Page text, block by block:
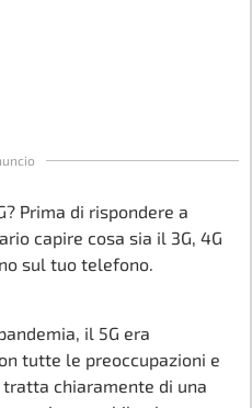
Prima di rispondere a
capire cosa sia il 3G, 4G
sul tuo telefono.
il 5G era
tutte le preoccupazioni e
chiaramente di una